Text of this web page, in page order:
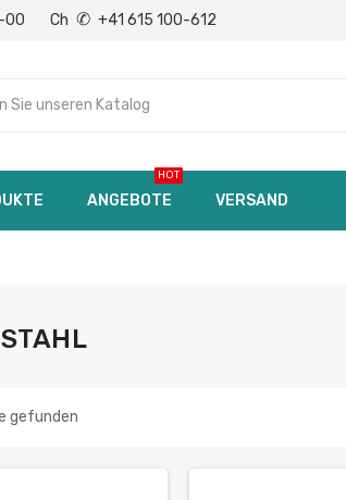
00 Ch ✆ +41 615 100-612
ANGEBOTE
HOT
VERSAND
gefunden